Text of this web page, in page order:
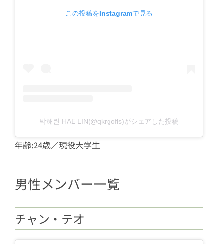
この投稿をInstagramで見る
박해린 HAE LIN(@qkrgofls)がシェアした投稿
年齢:24歳／現役大学生
男性メンバー一覧
チャン・テオ